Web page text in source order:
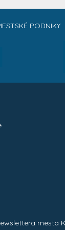
PODNIKY
mesta